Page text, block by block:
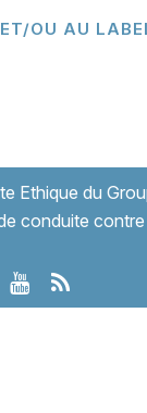
OU AU
Ethique du
conduite